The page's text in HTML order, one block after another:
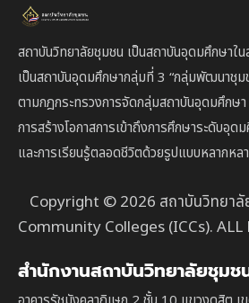
สถาบันวิทยาลัยชุมชน เป็นสถาบันอุดมศึกษาใ
เป็นสถาบันอุดมศึกษากลุ่มที่ 3 “กลุ่มพัฒนาชุม
ตามกฎกระทรวงการจัดกลุ่มสถาบันอุดมศึกษ
การสร้างโอกาสการเข้าถึงการศึกษาระดับอุ
และการเรียนรู้ตลอดชีวิตด้วยรูปแบบหลากหล
Copyright © 2026 สถาบันวิทยา
Community Colleges (ICCs). ALL
สำนักงานสถาบันวิทยาลัยชุมช